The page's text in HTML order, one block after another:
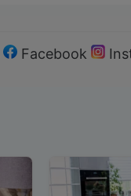
Facebook